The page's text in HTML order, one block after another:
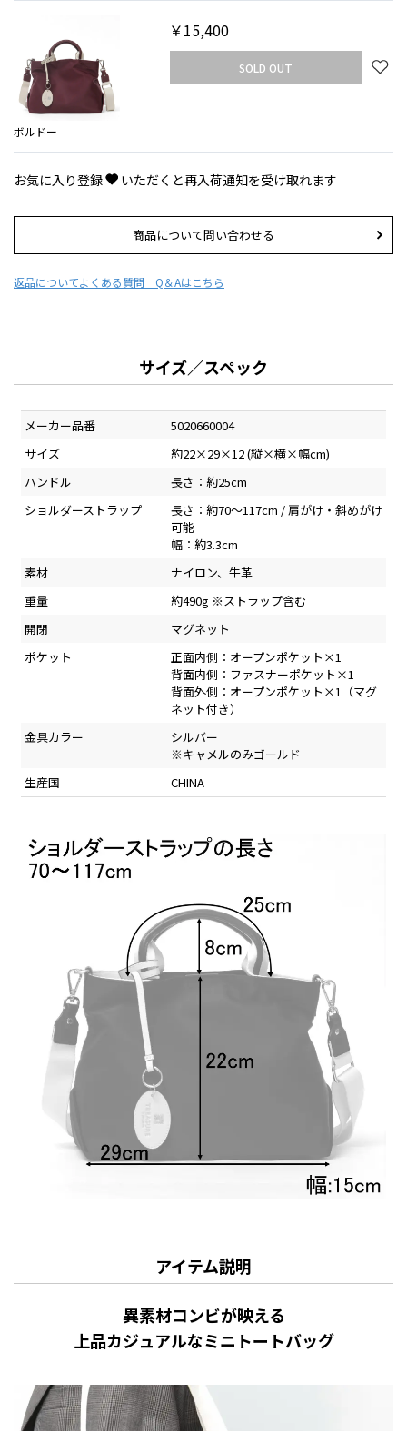
ボルドー
￥15,400
SOLD OUT
お気に入り登録 いただくと再入荷通知を受け取れます
商品について問い合わせる
返品についてよくある質問 Q＆Aはこちら
サイズ／スペック
メーカー品番
5020660004
サイズ
約22×29×12 (縦×横×幅cm)
ハンドル
長さ：約25cm
ショルダーストラップ
長さ：約70～117cm / 肩がけ・斜めがけ
可能
幅：約3.3cm
素材
ナイロン、牛革
重量
約490g ※ストラップ含む
開閉
マグネット
ポケット
正面内側：オープンポケット×1
背面内側：ファスナーポケット×1
背面外側：オープンポケット×1（マグ
ネット付き）
金具カラー
シルバー
※キャメルのみゴールド
生産国
CHINA
アイテム説明
異素材コンビが映える
上品カジュアルなミニトートバッグ